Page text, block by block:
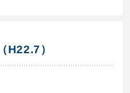
H22.7）